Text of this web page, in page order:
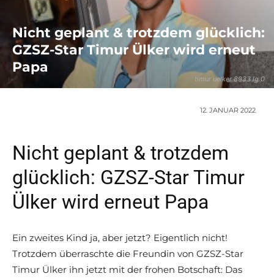
timur uelker 8933 lg 0
Nicht geplant & trotzdem glücklich:
GZSZ-Star Timur Ülker wird erneut
Papa
12. JANUAR 2022
Nicht geplant & trotzdem
glücklich: GZSZ-Star Timur
Ülker wird erneut Papa
Ein zweites Kind ja, aber jetzt? Eigentlich nicht!
Trotzdem überraschte die Freundin von GZSZ-Star
Timur Ülker ihn jetzt mit der frohen Botschaft: Das